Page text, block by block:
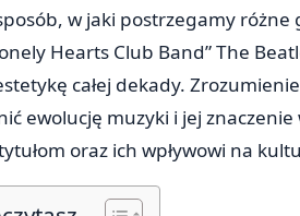
w jaki postrzegamy
Hearts Club Band” The
całej dekady.
ewolucję muzyki i jej
oraz ich wpływowi na